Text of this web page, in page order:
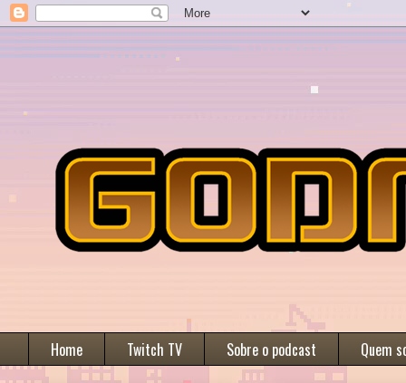
Home Twitch TV Sobre o podcast Quem